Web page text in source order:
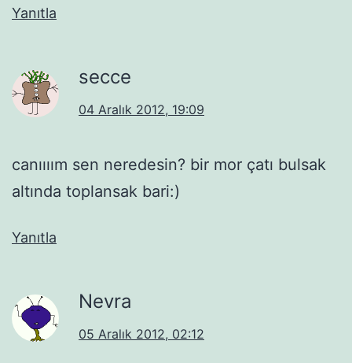
Yanıtla
secce
04 Aralık 2012, 19:09
canıııım sen neredesin? bir mor çatı bulsak
altında toplansak bari:)
Yanıtla
Nevra
05 Aralık 2012, 02:12